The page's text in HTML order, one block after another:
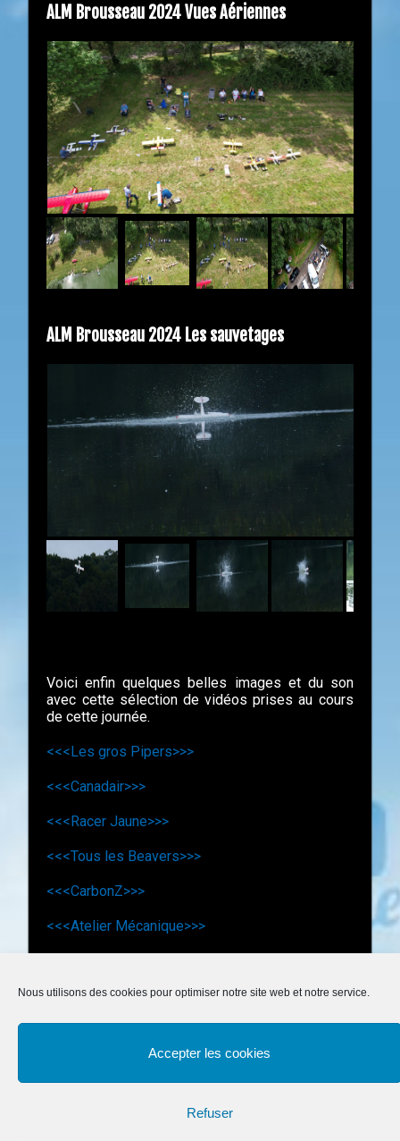
Nous utilisons des cookies pour optimiser notre site web et notre service.
Accepter les cookies
Refuser
ALM Brousseau 2024 Vues Aériennes
ALM Brousseau 2024 Les sauvetages
Voici enfin quelques belles images et du son
avec cette sélection de vidéos prises au cours
de cette journée.
<<<Les gros Pipers>>>
<<<Canadair>>>
<<<Racer Jaune>>>
<<<Tous les Beavers>>>
<<<CarbonZ>>>
<<<Atelier Mécanique>>>